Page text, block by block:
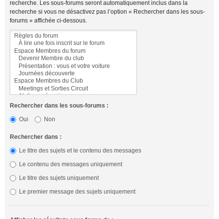
recherche. Les sous-forums seront automatiquement inclus dans la
recherche si vous ne désactivez pas l’option « Rechercher dans les sous-
forums » affichée ci-dessous.
Rechercher dans les sous-forums :
Oui
Non
Rechercher dans :
Le titre des sujets et le contenu des messages
Le contenu des messages uniquement
Le titre des sujets uniquement
Le premier message des sujets uniquement